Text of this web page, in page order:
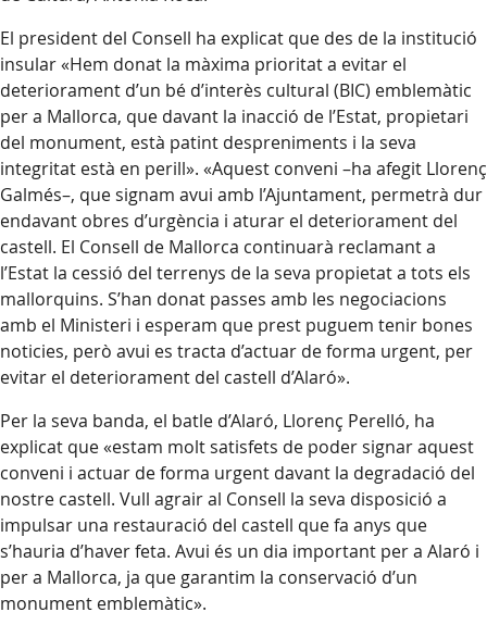
El president del Consell ha explicat que des de la institució
insular «Hem donat la màxima prioritat a evitar el
deteriorament d’un bé d’interès cultural (BIC) emblemàtic
per a Mallorca, que davant la inacció de l’Estat, propietari
del monument, està patint despreniments i la seva
integritat està en perill». «Aquest conveni –ha afegit Llorenç
Galmés–, que signam avui amb l’Ajuntament, permetrà dur
endavant obres d’urgència i aturar el deteriorament del
castell. El Consell de Mallorca continuarà reclamant a
l’Estat la cessió del terrenys de la seva propietat a tots els
mallorquins. S’han donat passes amb les negociacions
amb el Ministeri i esperam que prest puguem tenir bones
noticies, però avui es tracta d’actuar de forma urgent, per
evitar el deteriorament del castell d’Alaró».
Per la seva banda, el batle d’Alaró, Llorenç Perelló, ha
explicat que «estam molt satisfets de poder signar aquest
conveni i actuar de forma urgent davant la degradació del
nostre castell. Vull agrair al Consell la seva disposició a
impulsar una restauració del castell que fa anys que
s’hauria d’haver feta. Avui és un dia important per a Alaró i
per a Mallorca, ja que garantim la conservació d’un
monument emblemàtic».